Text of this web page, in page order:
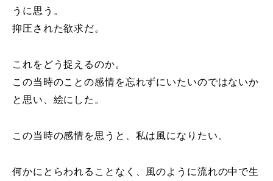
うに思う。
抑圧された欲求だ。
これをどう捉えるのか。
この当時のことの感情を忘れずにいたいのではないか
と思い、絵にした。
この当時の感情を思うと、私は風になりたい。
何かにとらわれることなく、風のように流れの中で生